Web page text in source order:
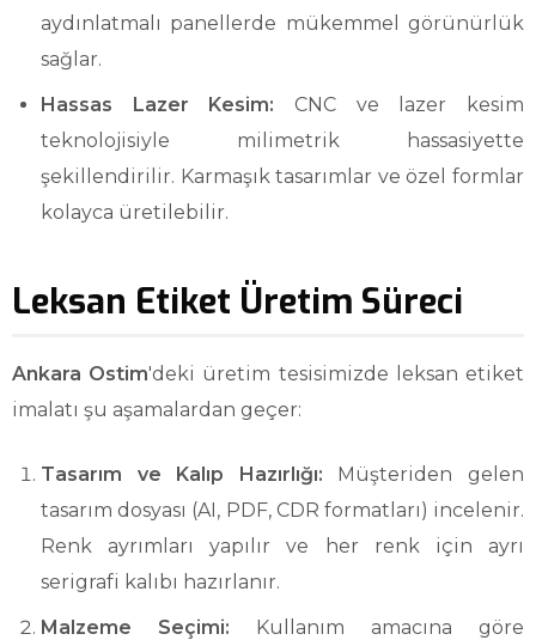
aydınlatmalı panellerde mükemmel görünürlük
sağlar.
Hassas Lazer Kesim: CNC ve lazer kesim
teknolojisiyle milimetrik hassasiyette
şekillendirilir. Karmaşık tasarımlar ve özel formlar
kolayca üretilebilir.
Leksan Etiket Üretim Süreci
Ankara Ostim'deki üretim tesisimizde leksan etiket
imalatı şu aşamalardan geçer:
Tasarım ve Kalıp Hazırlığı: Müşteriden gelen
tasarım dosyası (AI, PDF, CDR formatları) incelenir.
Renk ayrımları yapılır ve her renk için ayrı
serigrafi kalıbı hazırlanır.
Malzeme Seçimi: Kullanım amacına göre